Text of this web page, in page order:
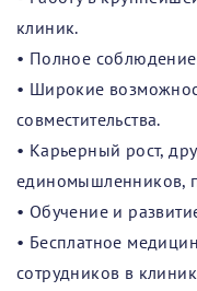
клиник.
• Полное соблюдение
• Широкие
совместительства.
• Карьерный рост,
единомышленников,
• Обучение и
• Бесплатное
сотрудников в